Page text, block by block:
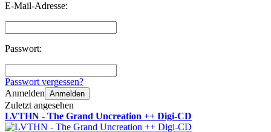
E-Mail-Adresse:
Passwort:
Passwort vergessen?
Anmelden Anmelden
Zuletzt angesehen
LVTHN - The Grand Uncreation ++ Digi-CD